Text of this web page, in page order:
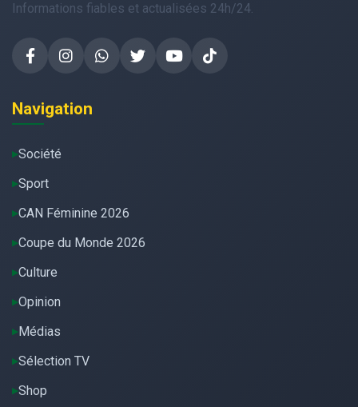
Informations fiables et actualisées 24h/24.
Navigation
Société
Sport
CAN Féminine 2026
Coupe du Monde 2026
Culture
Opinion
Médias
Sélection TV
Shop